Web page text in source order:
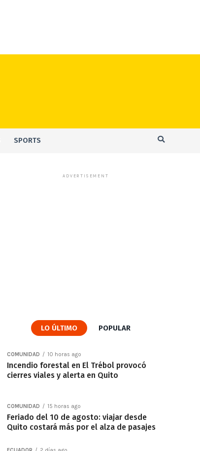
SPORTS
ADVERTISEMENT
LO ÚLTIMO POPULAR
COMUNIDAD 10 horas ago
Incendio forestal en El Trébol provocó
cierres viales y alerta en Quito
COMUNIDAD 15 horas ago
Feriado del 10 de agosto: viajar desde
Quito costará más por el alza de pasajes